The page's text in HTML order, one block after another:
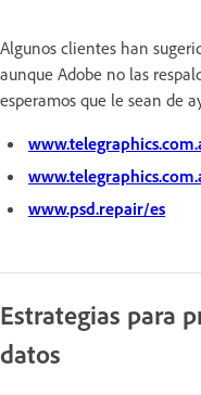
Algunos clientes han
aunque Adobe no las
esperamos que le sean de
www.psd.repair/es
Estrategias para
datos